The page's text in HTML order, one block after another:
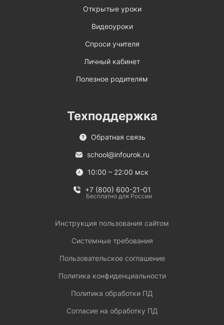
Открытые уроки
Видеоуроки
Спроси учителя
Личный кабинет
Полезное родителям
Техподдержка
Обратная связь
school@infourok.ru
10:00 – 22:00 мск
+7 (800) 600-21-01
Бесплатно для России
Инструкция пользования сайтом
Системные требования
Пользовательское соглашение
Политика конфиденциальности
Политика обработки ПД
Согласие на обработку ПД